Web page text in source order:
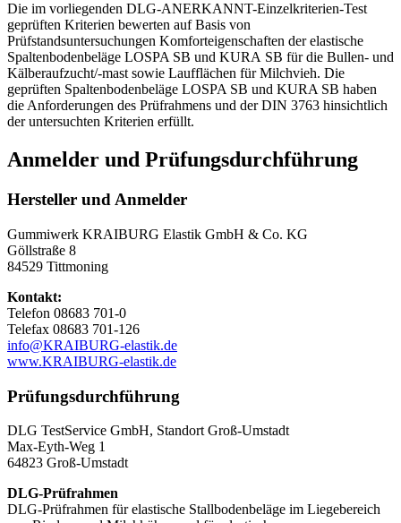
Die im vorliegenden DLG-ANERKANNT-Einzelkriterien-Test
geprüften Kriterien bewerten auf Basis von
Prüfstandsuntersuchungen Komforteigenschaften der elastische
Spaltenbodenbeläge LOSPA SB und KURA SB für die Bullen- und
Kälberaufzucht/-mast sowie Laufflächen für Milchvieh. Die
geprüften Spaltenbodenbeläge LOSPA SB und KURA SB haben
die Anforderungen des Prüfrahmens und der DIN 3763 hinsichtlich
der untersuchten Kriterien erfüllt.
Anmelder und Prüfungsdurchführung
Hersteller und Anmelder
Gummiwerk KRAIBURG Elastik GmbH & Co. KG
Göllstraße 8
84529 Tittmoning
Kontakt:
Telefon 08683 701-0
Telefax 08683 701-126
info@KRAIBURG-elastik.de
www.KRAIBURG-elastik.de
Prüfungsdurchführung
DLG TestService GmbH, Standort Groß-Umstadt
Max-Eyth-Weg 1
64823 Groß-Umstadt
DLG-Prüfrahmen
DLG-Prüfrahmen für elastische Stallbodenbeläge im Liegebereich